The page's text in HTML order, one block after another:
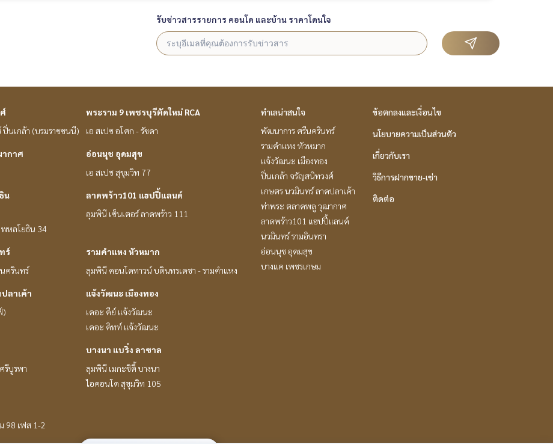
รับข่าวสารรายการ คอนโด และบ้าน ราคาโดนใจ
ปิ่นเกล้า (บรมราชชนนี)
พระราม 9 เพชรบุรีตัดใหม่ RCA
เอ สเปซ อโศก - รัชดา
กาศ
อ่อนนุช อุดมสุข
เอ สเปซ สุขุมวิท 77
น
หลโยธิน 34
ลาดพร้าว101 แฮปปี้แลนด์
ลุมพินี เซ็นเตอร์ ลาดพร้าว 111
ร์
ครินทร์
รามคำแหง หัวหมาก
ลุมพินี คอนโดทาวน์ บดินทรเดชา - รามคำแหง
ลาเค้า
)
แจ้งวัฒนะ เมืองทอง
เดอะ คีย์ แจ้งวัฒนะ
เดอะ คิทท์ แจ้งวัฒนะ
รีบูรพา
บางนา แบริ่ง ลาซาล
ลุมพินี เมกะซิตี้ บางนา
ไอคอนโด สุขุมวิท 105
98 เฟส 1-2
ทำเลน่าสนใจ
พัฒนาการ ศรีนครินทร์
รามคำแหง หัวหมาก
แจ้งวัฒนะ เมืองทอง
ปิ่นเกล้า จรัญสนิทวงศ์
เกษตร นวมินทร์ ลาดปลาเค้า
ท่าพระ ตลาดพลู วุฒากาศ
ลาดพร้าว101 แฮปปี้แลนด์
นวมินทร์ รามอินทรา
อ่อนนุช อุดมสุข
บางแค เพชรเกษม
ข้อตกลงและเงื่อนไข
นโยบายความเป็นส่วนตัว
เกี่ยวกับเรา
วิธีการฝากขาย-เช่า
ติดต่อ